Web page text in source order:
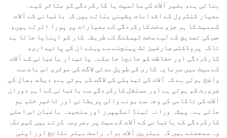
بناتی ہے، بغیر آلات کی سالمیت یا کارکردگی کو متاثر کیے۔
معیار کنٹرول کے اقدامات یقینی بناتے ہیں کہ باغبانی کے آلات
کے سیٹ کا ہر جزو سخت کارکردگی کے معیارات پر پورا اترتے ہیں،
جس کی تصدیق کے لیے سخت ٹیسٹنگ کے طریقہ کار کو اپنایا جاتا ہے
تاکہ پروڈکٹس صارفین تک پہنچنے سے پہلے ان کی پائیداری،
کارکردگی اور حفاظت کو جانچا جا سکے۔ پائیدار باغبانی کے آلات
کے سیٹ میں سرمایہ کاری کی طویل مدتی لاگت کی موثری اس بات سے
واضح ہوتی ہے کہ آلات کی تبدیلی کی لاگت کم ہوتی ہے، دیکھ بھال کی
ضرورت کم ہوتی ہے اور مستقل کارکردگی سے باغبانی کے اہم دوران
آلات کی ناکامی کی وجہ سے ہونے والی پریشانی اور تاخیر ختم ہو
جاتی ہے۔ پیشہ ورانہ لینڈ اسکیپرز اور سنجیدہ باغبان اس اعلیٰ
کارکردگی کے باغبانی کے آلات کے سیٹ پر بھروسہ کرتے ہیں کیونکہ
وہ سمجھتے ہیں کہ بہترین آلات براہ راست بہتر نتائج اور اپنی